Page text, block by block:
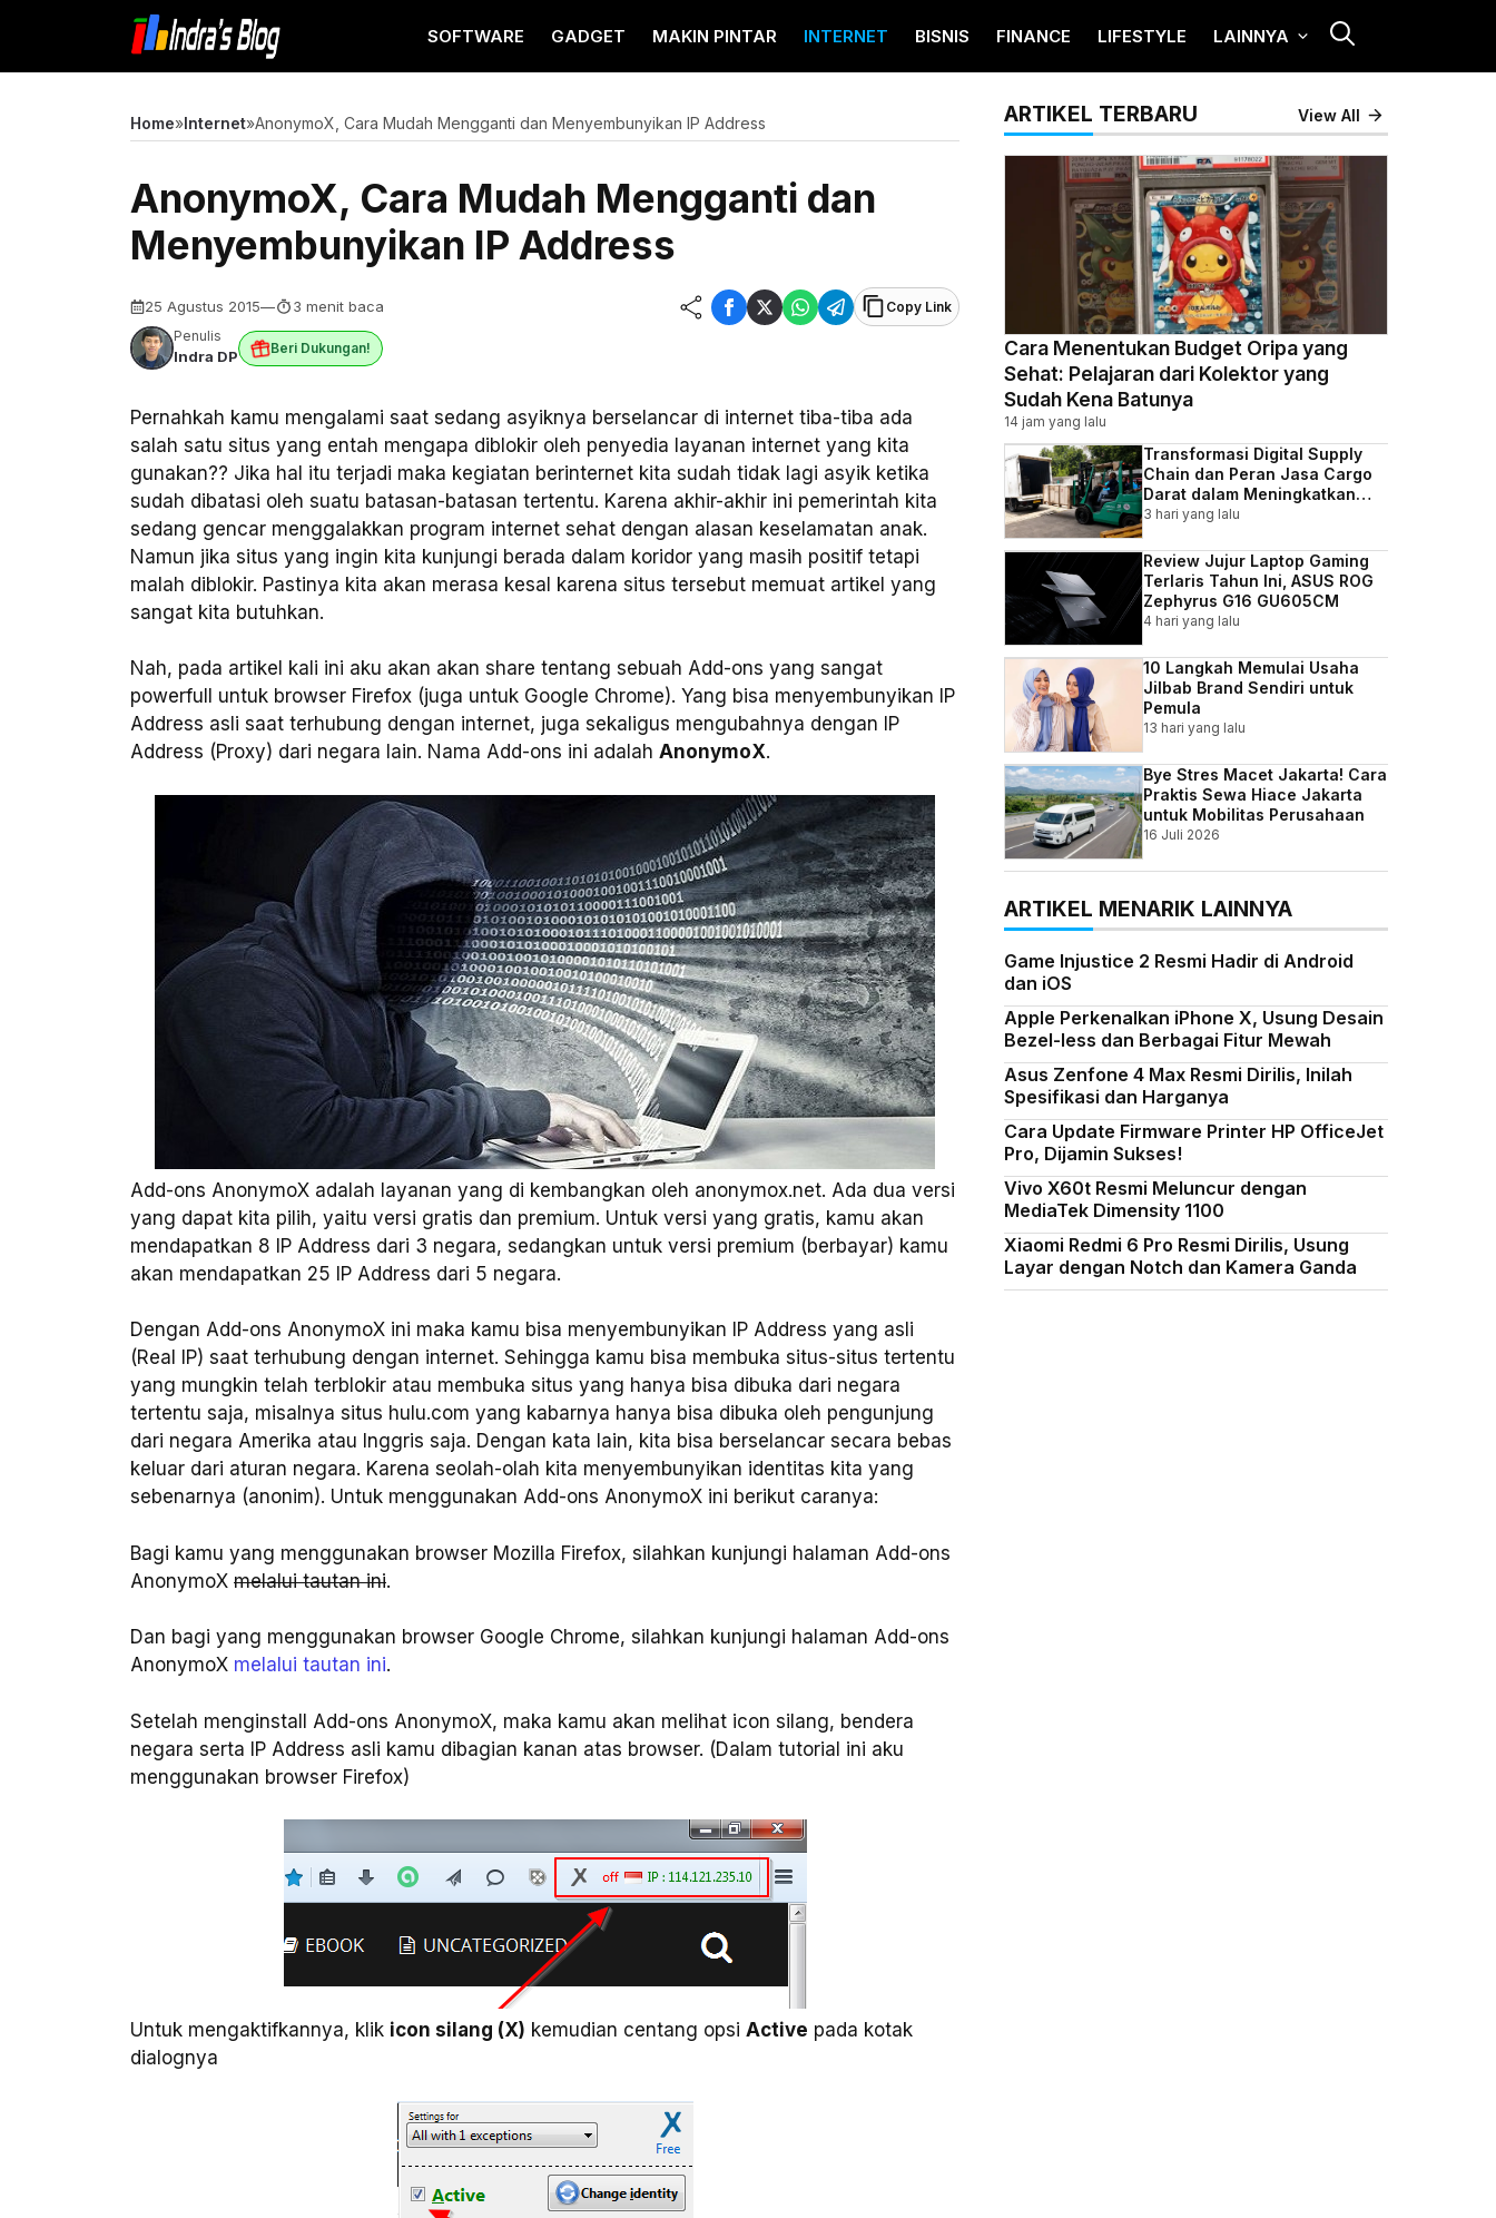
isi
SOFTWARE GADGET MAKIN PINTAR INTERNET BISNIS FINANCE LIFESTYLE LAINNYA
Home»Internet»AnonymoX, Cara Mudah Mengganti dan Menyembunyikan IP Address
AnonymoX, Cara Mudah Mengganti dan
Menyembunyikan IP Address
25 Agustus 2015— 3 menit baca
Copy Link
Penulis
Indra DP Beri Dukungan!
Pernahkah kamu mengalami saat sedang asyiknya berselancar di internet tiba-tiba ada
salah satu situs yang entah mengapa diblokir oleh penyedia layanan internet yang kita
gunakan?? Jika hal itu terjadi maka kegiatan berinternet kita sudah tidak lagi asyik ketika
sudah dibatasi oleh suatu batasan-batasan tertentu. Karena akhir-akhir ini pemerintah kita
sedang gencar menggalakkan program internet sehat dengan alasan keselamatan anak.
Namun jika situs yang ingin kita kunjungi berada dalam koridor yang masih positif tetapi
malah diblokir. Pastinya kita akan merasa kesal karena situs tersebut memuat artikel yang
sangat kita butuhkan.
Nah, pada artikel kali ini aku akan akan share tentang sebuah Add-ons yang sangat
powerfull untuk browser Firefox (juga untuk Google Chrome). Yang bisa menyembunyikan IP
Address asli saat terhubung dengan internet, juga sekaligus mengubahnya dengan IP
Address (Proxy) dari negara lain. Nama Add-ons ini adalah AnonymoX.
Add-ons AnonymoX adalah layanan yang di kembangkan oleh anonymox.net. Ada dua versi
yang dapat kita pilih, yaitu versi gratis dan premium. Untuk versi yang gratis, kamu akan
mendapatkan 8 IP Address dari 3 negara, sedangkan untuk versi premium (berbayar) kamu
akan mendapatkan 25 IP Address dari 5 negara.
Dengan Add-ons AnonymoX ini maka kamu bisa menyembunyikan IP Address yang asli
(Real IP) saat terhubung dengan internet. Sehingga kamu bisa membuka situs-situs tertentu
yang mungkin telah terblokir atau membuka situs yang hanya bisa dibuka dari negara
tertentu saja, misalnya situs hulu.com yang kabarnya hanya bisa dibuka oleh pengunjung
dari negara Amerika atau Inggris saja. Dengan kata lain, kita bisa berselancar secara bebas
keluar dari aturan negara. Karena seolah-olah kita menyembunyikan identitas kita yang
sebenarnya (anonim). Untuk menggunakan Add-ons AnonymoX ini berikut caranya:
Bagi kamu yang menggunakan browser Mozilla Firefox, silahkan kunjungi halaman Add-ons
AnonymoX melalui tautan ini.
Dan bagi yang menggunakan browser Google Chrome, silahkan kunjungi halaman Add-ons
AnonymoX melalui tautan ini.
Setelah menginstall Add-ons AnonymoX, maka kamu akan melihat icon silang, bendera
negara serta IP Address asli kamu dibagian kanan atas browser. (Dalam tutorial ini aku
menggunakan browser Firefox)
Untuk mengaktifkannya, klik icon silang (X) kemudian centang opsi Active pada kotak
dialognya
ARTIKEL TERBARU View All
Cara Menentukan Budget Oripa yang
Sehat: Pelajaran dari Kolektor yang
Sudah Kena Batunya
14 jam yang lalu
Transformasi Digital Supply
Chain dan Peran Jasa Cargo
Darat dalam Meningkatkan
Efisiensi Bisnis Indonesia
3 hari yang lalu
Review Jujur Laptop Gaming
Terlaris Tahun Ini, ASUS ROG
Zephyrus G16 GU605CM
4 hari yang lalu
10 Langkah Memulai Usaha
Jilbab Brand Sendiri untuk
Pemula
13 hari yang lalu
Bye Stres Macet Jakarta! Cara
Praktis Sewa Hiace Jakarta
untuk Mobilitas Perusahaan
16 Juli 2026
ARTIKEL MENARIK LAINNYA
Game Injustice 2 Resmi Hadir di Android
dan iOS
Apple Perkenalkan iPhone X, Usung Desain
Bezel-less dan Berbagai Fitur Mewah
Asus Zenfone 4 Max Resmi Dirilis, Inilah
Spesifikasi dan Harganya
Cara Update Firmware Printer HP OfficeJet
Pro, Dijamin Sukses!
Vivo X60t Resmi Meluncur dengan
MediaTek Dimensity 1100
Xiaomi Redmi 6 Pro Resmi Dirilis, Usung
Layar dengan Notch dan Kamera Ganda